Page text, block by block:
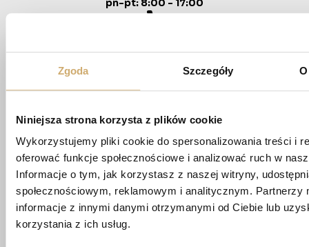
Zgoda Szczegóły
Niniejsza strona korzysta z plików cookie
Wykorzystujemy pliki cookie do spersonalizowania treści i
oferować funkcje społecznościowe i analizować ruch w
Informacje o tym, jak korzystasz z naszej witryny,
społecznościowym, reklamowym i analitycznym. Partnerzy
informacje z innymi danymi otrzymanymi od Ciebie lub
korzystania z ich usług.
pn-pt: 8:00 - 17:00
biuro@apartamentypoligonowa.pl
+48 663 689 911
ul. Staszica 5,
20-081 Lublin